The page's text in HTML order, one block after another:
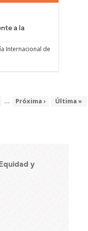
y
a la
Internacional de
…
Siguiente
Próxima ›
Última
Última »